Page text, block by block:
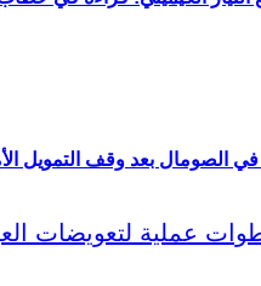
الصومال بعد وقف التمويل